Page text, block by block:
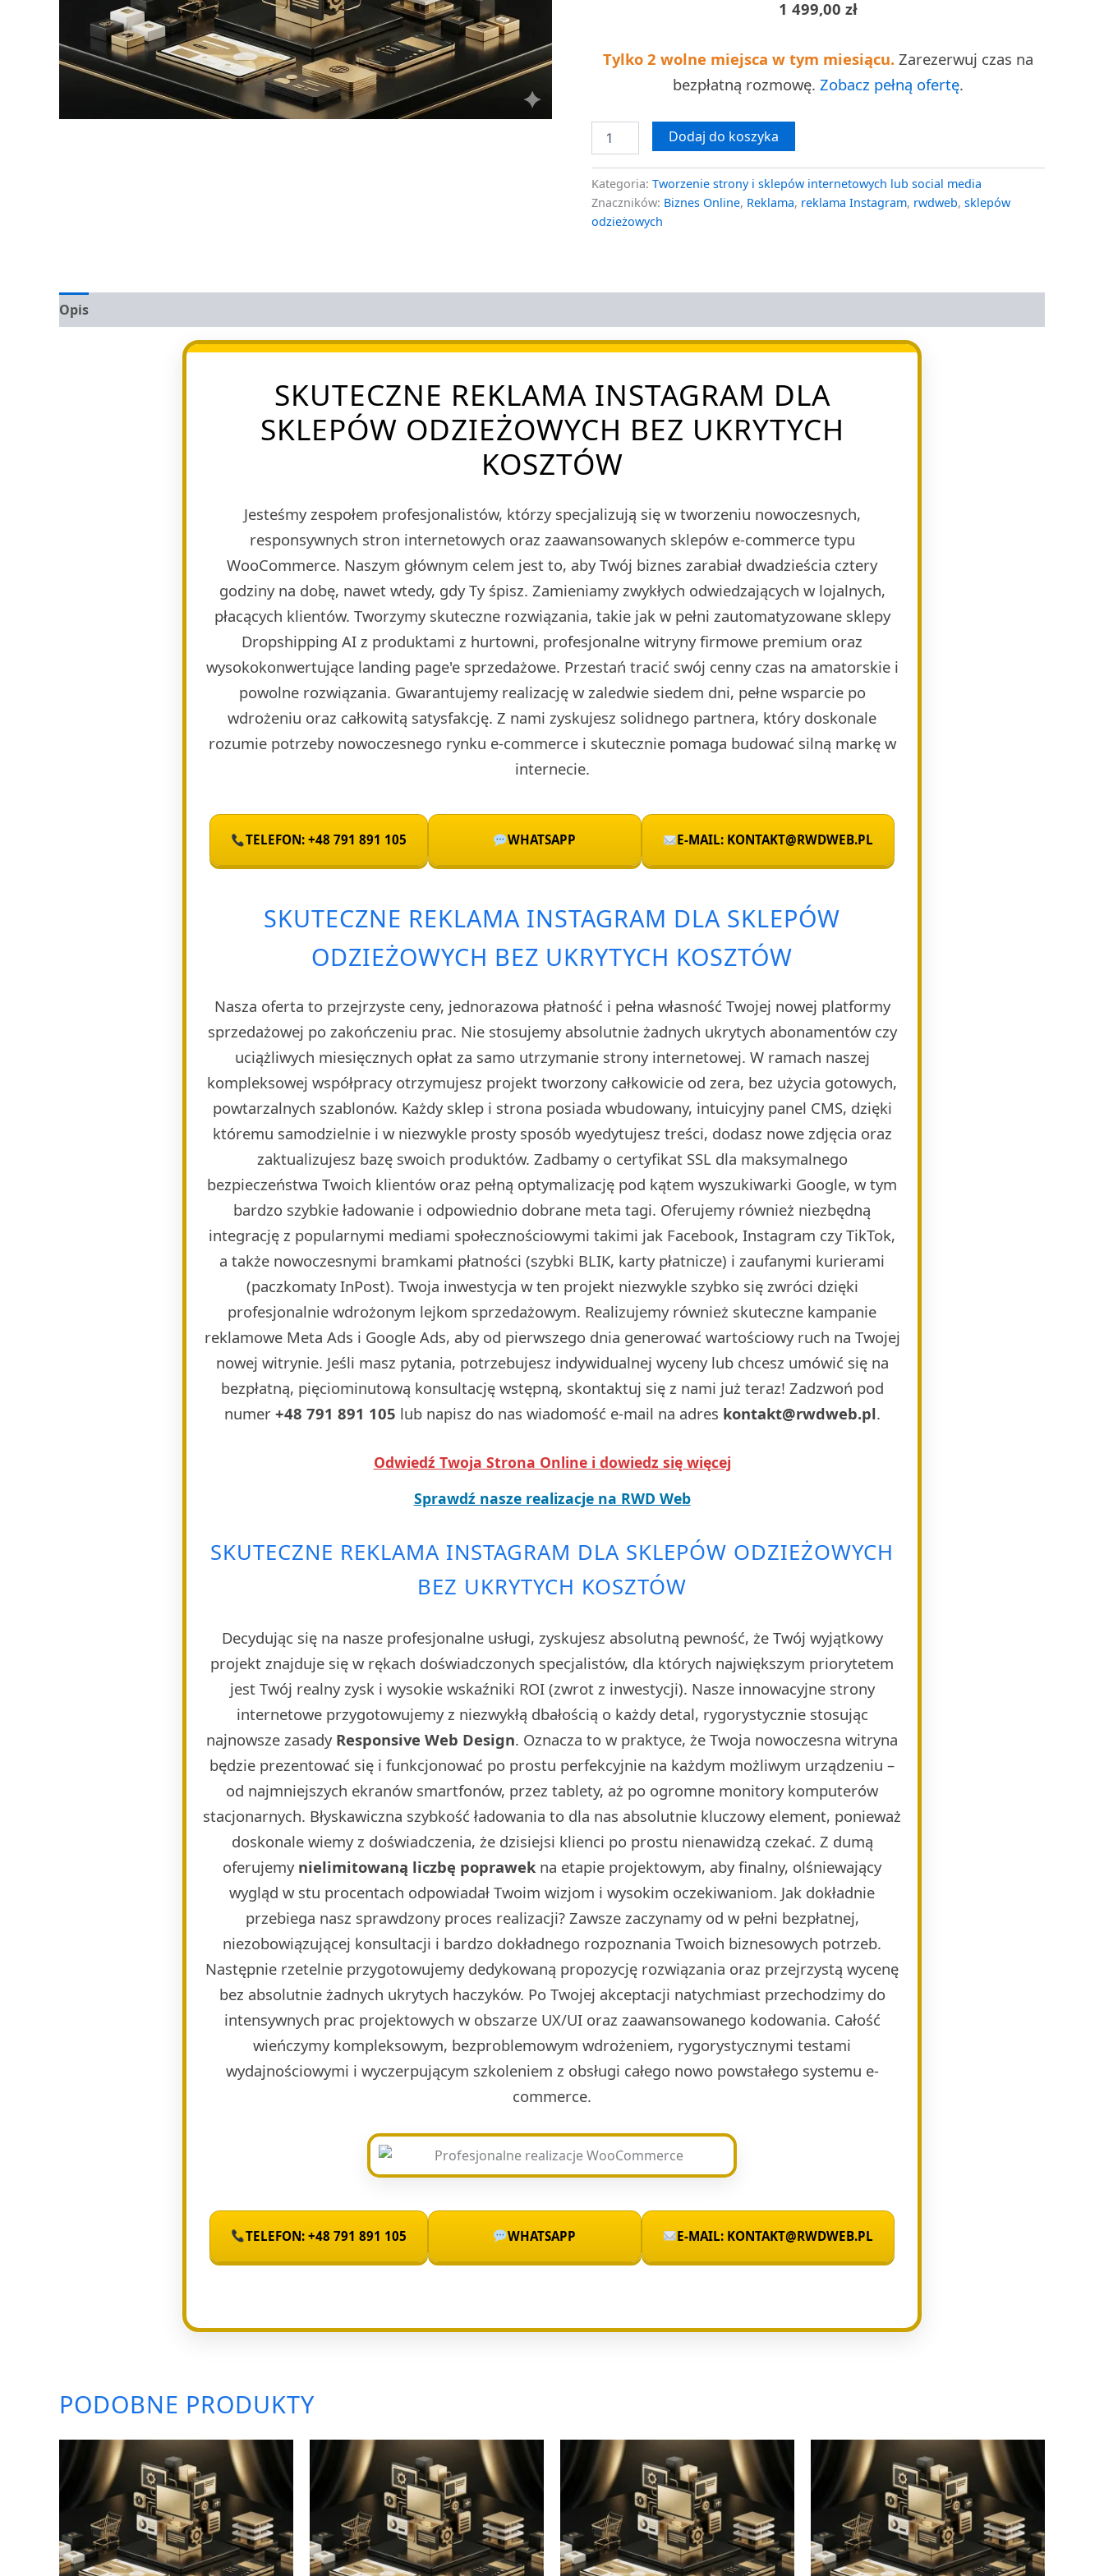
1 499,00 zł
Tylko 2 wolne miejsca w tym miesiącu. Zarezerwuj czas na
bezpłatną rozmowę. Zobacz pełną ofertę.
Dodaj do koszyka
Kategoria: Tworzenie strony i sklepów internetowych lub social media
Znaczników: Biznes Online, Reklama, reklama Instagram, rwdweb, sklepów
odzieżowych
Opis
SKUTECZNE REKLAMA INSTAGRAM DLA
SKLEPÓW ODZIEŻOWYCH BEZ UKRYTYCH
KOSZTÓW
Jesteśmy zespołem profesjonalistów, którzy specjalizują się w tworzeniu nowoczesnych,
responsywnych stron internetowych oraz zaawansowanych sklepów e-commerce typu
WooCommerce. Naszym głównym celem jest to, aby Twój biznes zarabiał dwadzieścia cztery
godziny na dobę, nawet wtedy, gdy Ty śpisz. Zamieniamy zwykłych odwiedzających w lojalnych,
płacących klientów. Tworzymy skuteczne rozwiązania, takie jak w pełni zautomatyzowane sklepy
Dropshipping AI z produktami z hurtowni, profesjonalne witryny firmowe premium oraz
wysokokonwertujące landing page'e sprzedażowe. Przestań tracić swój cenny czas na amatorskie i
powolne rozwiązania. Gwarantujemy realizację w zaledwie siedem dni, pełne wsparcie po
wdrożeniu oraz całkowitą satysfakcję. Z nami zyskujesz solidnego partnera, który doskonale
rozumie potrzeby nowoczesnego rynku e-commerce i skutecznie pomaga budować silną markę w
internecie.
TELEFON: +48 791 891 105 WHATSAPP E-MAIL: KONTAKT@RWDWEB.PL
SKUTECZNE REKLAMA INSTAGRAM DLA SKLEPÓW
ODZIEŻOWYCH BEZ UKRYTYCH KOSZTÓW
Nasza oferta to przejrzyste ceny, jednorazowa płatność i pełna własność Twojej nowej platformy
sprzedażowej po zakończeniu prac. Nie stosujemy absolutnie żadnych ukrytych abonamentów czy
uciążliwych miesięcznych opłat za samo utrzymanie strony internetowej. W ramach naszej
kompleksowej współpracy otrzymujesz projekt tworzony całkowicie od zera, bez użycia gotowych,
powtarzalnych szablonów. Każdy sklep i strona posiada wbudowany, intuicyjny panel CMS, dzięki
któremu samodzielnie i w niezwykle prosty sposób wyedytujesz treści, dodasz nowe zdjęcia oraz
zaktualizujesz bazę swoich produktów. Zadbamy o certyfikat SSL dla maksymalnego
bezpieczeństwa Twoich klientów oraz pełną optymalizację pod kątem wyszukiwarki Google, w tym
bardzo szybkie ładowanie i odpowiednio dobrane meta tagi. Oferujemy również niezbędną
integrację z popularnymi mediami społecznościowymi takimi jak Facebook, Instagram czy TikTok,
a także nowoczesnymi bramkami płatności (szybki BLIK, karty płatnicze) i zaufanymi kurierami
(paczkomaty InPost). Twoja inwestycja w ten projekt niezwykle szybko się zwróci dzięki
profesjonalnie wdrożonym lejkom sprzedażowym. Realizujemy również skuteczne kampanie
reklamowe Meta Ads i Google Ads, aby od pierwszego dnia generować wartościowy ruch na Twojej
nowej witrynie. Jeśli masz pytania, potrzebujesz indywidualnej wyceny lub chcesz umówić się na
bezpłatną, pięciominutową konsultację wstępną, skontaktuj się z nami już teraz! Zadzwoń pod
numer +48 791 891 105 lub napisz do nas wiadomość e-mail na adres kontakt@rwdweb.pl.
Odwiedź Twoja Strona Online i dowiedz się więcej
Sprawdź nasze realizacje na RWD Web
SKUTECZNE REKLAMA INSTAGRAM DLA SKLEPÓW ODZIEŻOWYCH
BEZ UKRYTYCH KOSZTÓW
Decydując się na nasze profesjonalne usługi, zyskujesz absolutną pewność, że Twój wyjątkowy
projekt znajduje się w rękach doświadczonych specjalistów, dla których największym priorytetem
jest Twój realny zysk i wysokie wskaźniki ROI (zwrot z inwestycji). Nasze innowacyjne strony
internetowe przygotowujemy z niezwykłą dbałością o każdy detal, rygorystycznie stosując
najnowsze zasady Responsive Web Design. Oznacza to w praktyce, że Twoja nowoczesna witryna
będzie prezentować się i funkcjonować po prostu perfekcyjnie na każdym możliwym urządzeniu –
od najmniejszych ekranów smartfonów, przez tablety, aż po ogromne monitory komputerów
stacjonarnych. Błyskawiczna szybkość ładowania to dla nas absolutnie kluczowy element, ponieważ
doskonale wiemy z doświadczenia, że dzisiejsi klienci po prostu nienawidzą czekać. Z dumą
oferujemy nielimitowaną liczbę poprawek na etapie projektowym, aby finalny, olśniewający
wygląd w stu procentach odpowiadał Twoim wizjom i wysokim oczekiwaniom. Jak dokładnie
przebiega nasz sprawdzony proces realizacji? Zawsze zaczynamy od w pełni bezpłatnej,
niezobowiązującej konsultacji i bardzo dokładnego rozpoznania Twoich biznesowych potrzeb.
Następnie rzetelnie przygotowujemy dedykowaną propozycję rozwiązania oraz przejrzystą wycenę
bez absolutnie żadnych ukrytych haczyków. Po Twojej akceptacji natychmiast przechodzimy do
intensywnych prac projektowych w obszarze UX/UI oraz zaawansowanego kodowania. Całość
wieńczymy kompleksowym, bezproblemowym wdrożeniem, rygorystycznymi testami
wydajnościowymi i wyczerpującym szkoleniem z obsługi całego nowo powstałego systemu e-
commerce.
TELEFON: +48 791 891 105 WHATSAPP E-MAIL: KONTAKT@RWDWEB.PL
PODOBNE PRODUKTY